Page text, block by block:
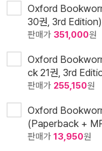
Oxford
30권, 3rd Edition)
판매가 351,000원
Oxford
ck 21권, 3rd
판매가 255,150원
Oxford
(Paperback +
판매가 13,950원